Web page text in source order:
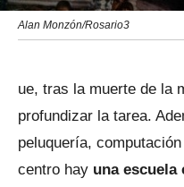
Alan Monzón/Rosario3
ue, tras la muerte de la
profundizar la tarea.
peluquería,
centro hay una